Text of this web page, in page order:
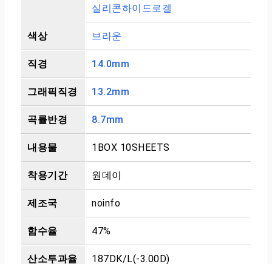
실리콘하이드로겔
색상 브라운
직경 14.0mm
그래픽직경 13.2mm
곡률반경 8.7mm
내용물 1BOX 10SHEETS
착용기간 원데이
제조국 noinfo
함수율 47%
산소투과율 187DK/L(-3.00D)